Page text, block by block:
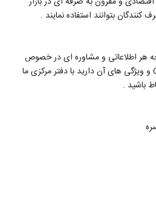
بتوانند استفاده نمایند .
هر اطلاعاتی و مشاوره ای در خصوص
آلبوم کاغذ دیواری گاما GAMMA و ویژگی‌ های آن دارید با دفتر مرکزی ما
باشید .